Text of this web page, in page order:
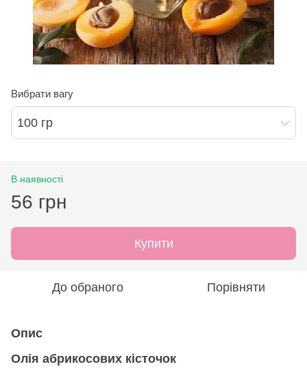
Вибрати вагу
100 гр
В наявності
56 грн
Купити
До обраного Порівняти
Опис
Олія абрикосових кісточок